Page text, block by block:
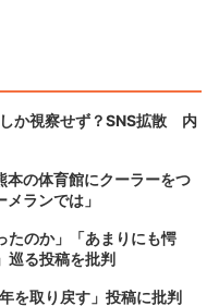
か視察せず？SNS拡散 内
本の体育館にクーラーをつ
ランでは」
たのか」「あまりにも愕
る投稿を批判
を取り戻す」投稿に批判